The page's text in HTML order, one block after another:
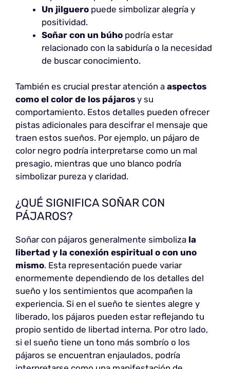
Un jilguero puede simbolizar alegría y
positividad.
Soñar con un búho podría estar
relacionado con la sabiduría o la necesidad
de buscar conocimiento.
También es crucial prestar atención a aspectos
como el color de los pájaros y su
comportamiento. Estos detalles pueden ofrecer
pistas adicionales para descifrar el mensaje que
traen estos sueños. Por ejemplo, un pájaro de
color negro podría interpretarse como un mal
presagio, mientras que uno blanco podría
simbolizar pureza y claridad.
¿QUÉ SIGNIFICA SOÑAR CON
PÁJAROS?
Soñar con pájaros generalmente simboliza la
libertad y la conexión espiritual o con uno
mismo. Esta representación puede variar
enormemente dependiendo de los detalles del
sueño y los sentimientos que acompañen la
experiencia. Si en el sueño te sientes alegre y
liberado, los pájaros pueden estar reflejando tu
propio sentido de libertad interna. Por otro lado,
si el sueño tiene un tono más sombrío o los
pájaros se encuentran enjaulados, podría